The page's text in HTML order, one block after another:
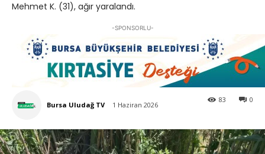
Mehmet K. (31), ağır yaralandı.
-SPONSORLU-
Bursa Uludağ TV 1 Haziran 2026
0
83